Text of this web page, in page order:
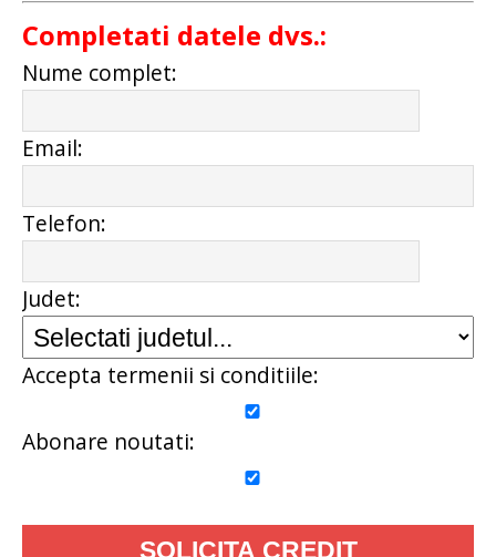
Completati datele dvs.:
Nume complet:
Email:
Telefon:
Judet:
Accepta termenii si conditiile:
Abonare noutati: